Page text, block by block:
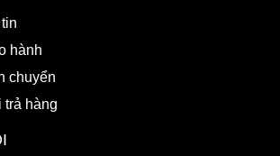
hành
chuyển
trả hàng